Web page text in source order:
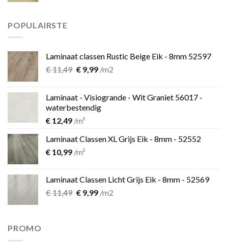
POPULAIRSTE
Laminaat classen Rustic Beige Eik - 8mm 52597
€11,49 Oorspronkelijke
€ 11,49.
€9,99Huidige
€ 9,99.
/m2
Laminaat - Visiogrande - Wit Graniet 56017 -
waterbestendig
€ 12,49 /m²
Laminaat Classen XL Grijs Eik - 8mm - 52552
€ 10,99 /m²
Laminaat Classen Licht Grijs Eik - 8mm - 52569
€11,49 Oorspronkelijke
€9,99Huidige
/m2
PROMO